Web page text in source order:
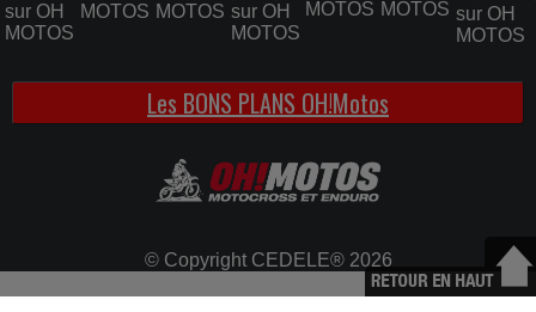
Les BONS PLANS OH!Motos
© Copyright CEDELE® 2026